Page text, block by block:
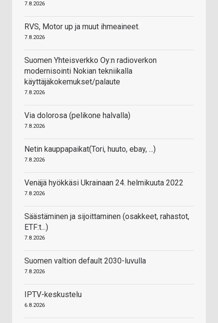
7.8.2026
RVS, Motor up ja muut ihmeaineet.
7.8.2026
Suomen Yhteisverkko Oy:n radioverkon
modernisointi Nokian tekniikalla
käyttäjäkokemukset/palaute
7.8.2026
Via dolorosa (pelikone halvalla)
7.8.2026
Netin kauppapaikat(Tori, huuto, ebay, ...)
7.8.2026
Venäjä hyökkäsi Ukrainaan 24. helmikuuta 2022
7.8.2026
Säästäminen ja sijoittaminen (osakkeet, rahastot,
ETF:t...)
7.8.2026
Suomen valtion default 2030-luvulla
7.8.2026
IPTV-keskustelu
6.8.2026